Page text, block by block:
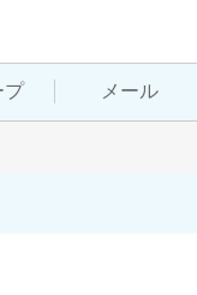
プ メール